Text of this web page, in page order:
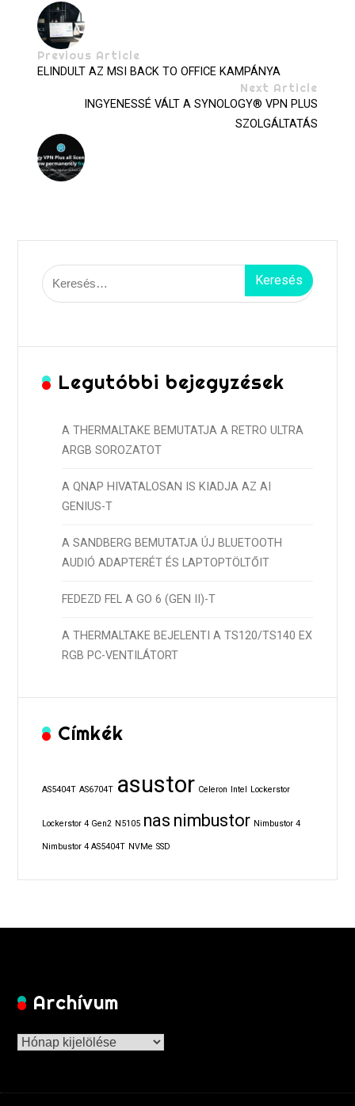
Previous Article
ELINDULT AZ MSI BACK TO OFFICE KAMPÁNYA
Next Article
INGYENESSÉ VÁLT A SYNOLOGY® VPN PLUS
SZOLGÁLTATÁS
Keresés:
Legutóbbi bejegyzések
A THERMALTAKE BEMUTATJA A RETRO ULTRA
ARGB SOROZATOT
A QNAP HIVATALOSAN IS KIADJA AZ AI
GENIUS-T
A SANDBERG BEMUTATJA ÚJ BLUETOOTH
AUDIÓ ADAPTERÉT ÉS LAPTOPTÖLTŐIT
FEDEZD FEL A GO 6 (GEN II)-T
A THERMALTAKE BEJELENTI A TS120/TS140 EX
RGB PC-VENTILÁTORT
Címkék
AS5404T AS6704T asustor Celeron Intel Lockerstor
Lockerstor 4 Gen2 N5105 nas nimbustor Nimbustor 4
Nimbustor 4 AS5404T NVMe SSD
Archívum
Archívum